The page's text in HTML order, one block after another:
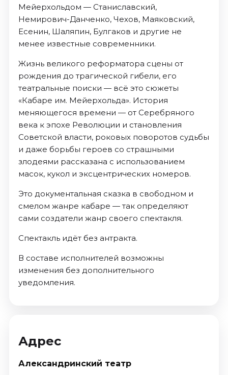
Мейерхольдом — Станиславский,
Немирович-Данченко, Чехов, Маяковский,
Есенин, Шаляпин, Булгаков и другие не
менее известные современники.
Жизнь великого реформатора сцены от
рождения до трагической гибели, его
театральные поиски — всё это сюжеты
«Кабаре им. Мейерхольда». История
меняющегося времени — от Серебряного
века к эпохе Революции и становления
Советской власти, роковых поворотов судьбы
и даже борьбы героев со страшными
злодеями рассказана с использованием
масок, кукол и эксцентрических номеров.
Это документальная сказка в свободном и
смелом жанре кабаре — так определяют
сами создатели жанр своего спектакля.
Спектакль идёт без антракта.
В составе исполнителей возможны
изменения без дополнительного
уведомления.
Адрес
Александринский театр